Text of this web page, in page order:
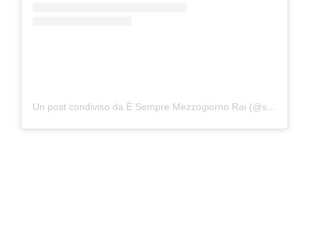
Un post condiviso da È Sempre Mezzogiorno Rai (@sempremezzogiornorai)